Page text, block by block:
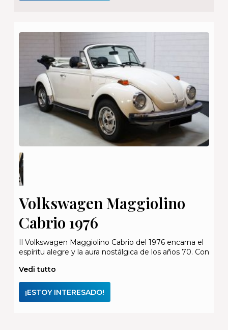
Volkswagen Maggiolino
Cabrio 1976
Il Volkswagen Maggiolino Cabrio del 1976 encarna el
espíritu alegre y la aura nostálgica de los años 70. Con
Vedi tutto
¡ESTOY INTERESADO!